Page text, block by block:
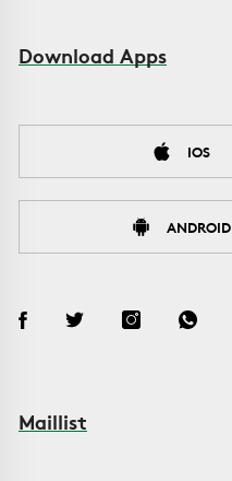
Download Apps
IOS
ANDROID
Maillist